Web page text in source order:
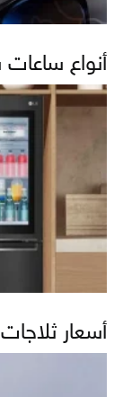
أنواع
أسعار ثلاجات LG في العراق